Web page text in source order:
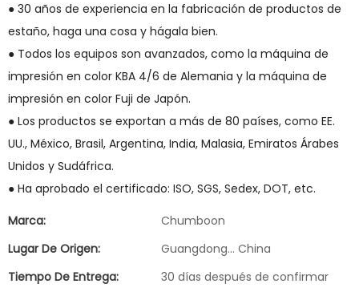
● 30 años de experiencia en la fabricación de productos de
estaño, haga una cosa y hágala bien.
● Todos los equipos son avanzados, como la máquina de
impresión en color KBA 4/6 de Alemania y la máquina de
impresión en color Fuji de Japón.
● Los productos se exportan a más de 80 países, como EE.
UU., México, Brasil, Argentina, India, Malasia, Emiratos Árabes
Unidos y Sudáfrica.
● Ha aprobado el certificado: ISO, SGS, Sedex, DOT, etc.
Marca:
Chumboon
Lugar De Origen:
Guangdong... China
Tiempo De Entrega:
30 días después de confirmar